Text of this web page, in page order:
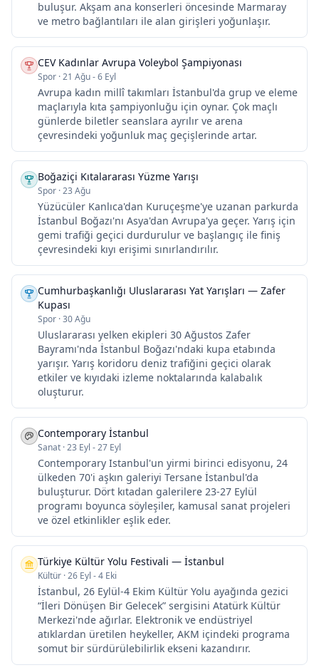
buluşur. Akşam ana konserleri öncesinde Marmaray
ve metro bağlantıları ile alan girişleri yoğunlaşır.
CEV Kadınlar Avrupa Voleybol Şampiyonası
Spor ·21 Ağu - 6 Eyl
Avrupa kadın millî takımları İstanbul'da grup ve eleme
maçlarıyla kıta şampiyonluğu için oynar. Çok maçlı
günlerde biletler seanslara ayrılır ve arena
çevresindeki yoğunluk maç geçişlerinde artar.
Boğaziçi Kıtalararası Yüzme Yarışı
Spor ·23 Ağu
Yüzücüler Kanlıca'dan Kuruçeşme'ye uzanan parkurda
İstanbul Boğazı'nı Asya'dan Avrupa'ya geçer. Yarış için
gemi trafiği geçici durdurulur ve başlangıç ile finiş
çevresindeki kıyı erişimi sınırlandırılır.
Cumhurbaşkanlığı Uluslararası Yat Yarışları — Zafer
Kupası
Spor ·30 Ağu
Uluslararası yelken ekipleri 30 Ağustos Zafer
Bayramı'nda İstanbul Boğazı'ndaki kupa etabında
yarışır. Yarış koridoru deniz trafiğini geçici olarak
etkiler ve kıyıdaki izleme noktalarında kalabalık
oluşturur.
Contemporary İstanbul
Sanat ·23 Eyl - 27 Eyl
Contemporary Istanbul'un yirmi birinci edisyonu, 24
ülkeden 70'i aşkın galeriyi Tersane İstanbul'da
buluşturur. Dört kıtadan galerilere 23-27 Eylül
programı boyunca söyleşiler, kamusal sanat projeleri
ve özel etkinlikler eşlik eder.
Türkiye Kültür Yolu Festivali — İstanbul
Kültür ·26 Eyl - 4 Eki
İstanbul, 26 Eylül-4 Ekim Kültür Yolu ayağında gezici
“İleri Dönüşen Bir Gelecek” sergisini Atatürk Kültür
Merkezi'nde ağırlar. Elektronik ve endüstriyel
atıklardan üretilen heykeller, AKM içindeki programa
somut bir sürdürülebilirlik ekseni kazandırır.